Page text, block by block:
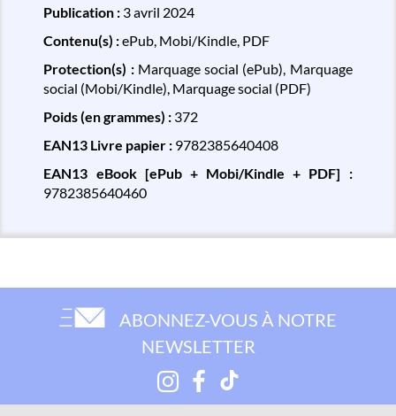
Publication : 3 avril 2024
Contenu(s) :ePub, Mobi/Kindle, PDF
Protection(s) :Marquage social (ePub), Marquage
social (Mobi/Kindle), Marquage social (PDF)
Poids (en grammes) : 372
EAN13 Livre papier : 9782385640408
EAN13 eBook [ePub + Mobi/Kindle + PDF] :
9782385640460
ABONNEZ-VOUS À NOTRE
NEWSLETTER